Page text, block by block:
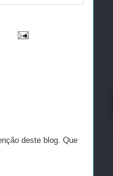
deste blog. Que